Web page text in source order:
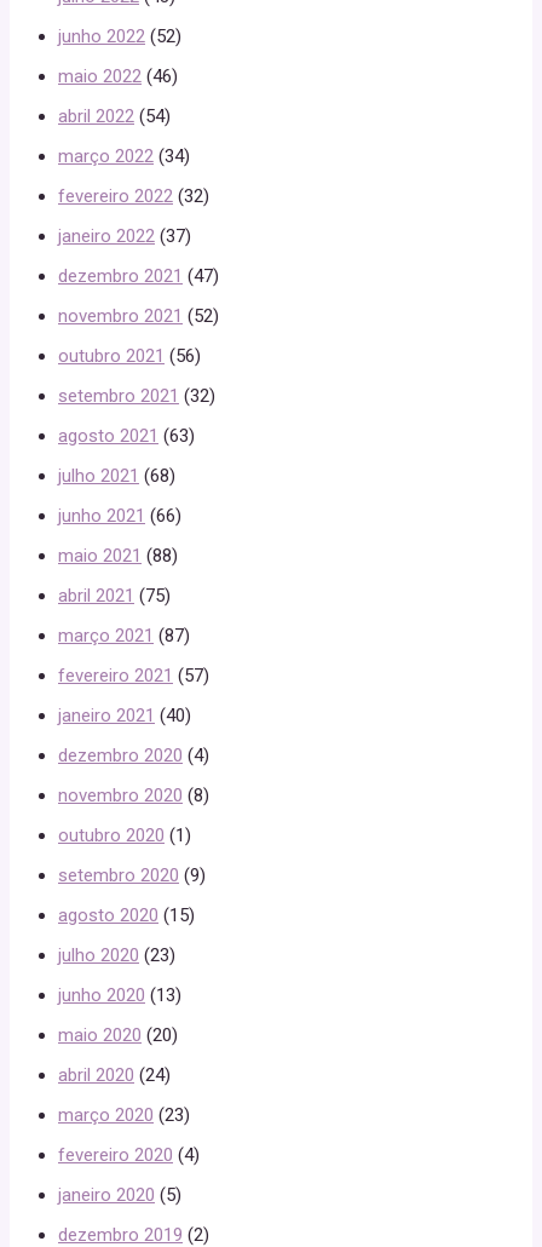
junho 2022 (52)
maio 2022 (46)
abril 2022 (54)
março 2022 (34)
fevereiro 2022 (32)
janeiro 2022 (37)
dezembro 2021 (47)
novembro 2021 (52)
outubro 2021 (56)
setembro 2021 (32)
agosto 2021 (63)
julho 2021 (68)
junho 2021 (66)
maio 2021 (88)
abril 2021 (75)
março 2021 (87)
fevereiro 2021 (57)
janeiro 2021 (40)
dezembro 2020 (4)
novembro 2020 (8)
outubro 2020 (1)
setembro 2020 (9)
agosto 2020 (15)
julho 2020 (23)
junho 2020 (13)
maio 2020 (20)
abril 2020 (24)
março 2020 (23)
fevereiro 2020 (4)
janeiro 2020 (5)
dezembro 2019 (2)